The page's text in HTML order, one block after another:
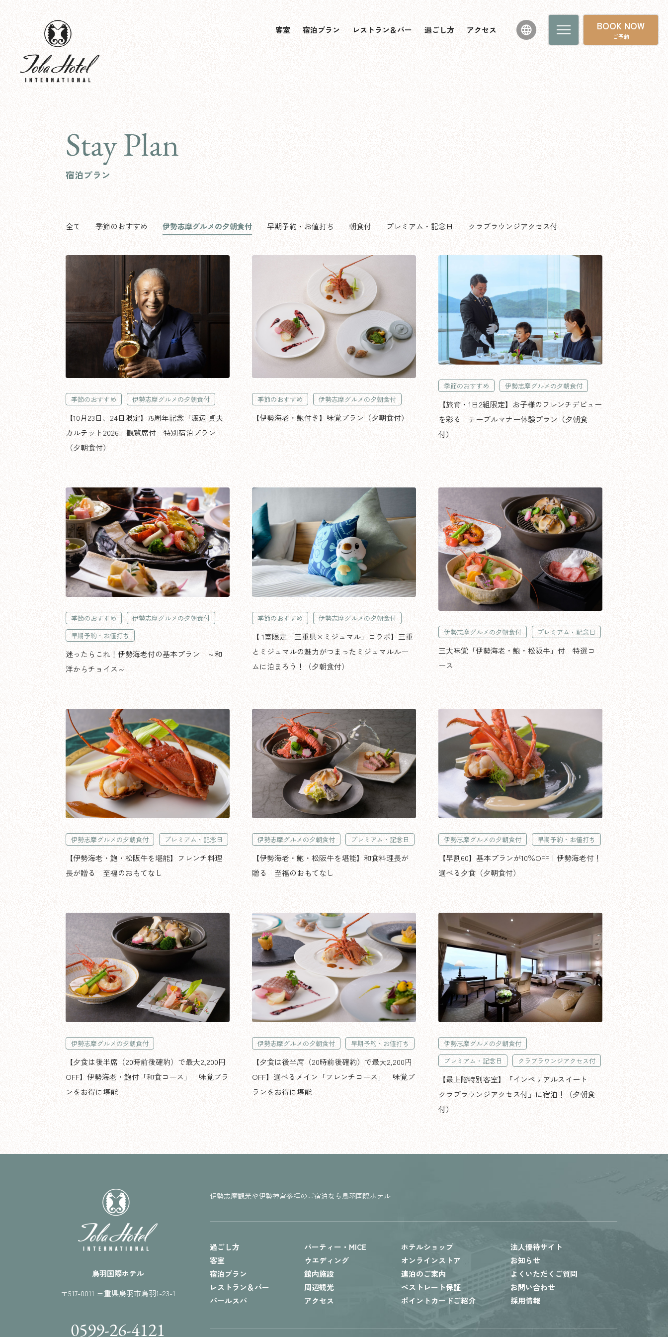
客室 宿泊プラン レストラン＆バー 過ごし方 アクセス BOOK NOW
ご予約
Stay Plan
宿泊プラン
全て 季節のおすすめ 伊勢志摩グルメの夕朝食付 早期予約・お値打ち 朝食付 プレミアム・記念日 クラブラウンジアクセス付
季節のおすすめ 伊勢志摩グルメの夕朝食付
【10月23日、24日限定】75周年記念「渡辺 貞夫
カルテット2026」観覧席付 特別宿泊プラン
（夕朝食付）
季節のおすすめ 伊勢志摩グルメの夕朝食付
【伊勢海老・鮑付き】味覚プラン（夕朝食付）
季節のおすすめ 伊勢志摩グルメの夕朝食付
【旅育・1日2組限定】お子様のフレンチデビュー
を彩る テーブルマナー体験プラン（夕朝食
付）
季節のおすすめ
伊勢志摩グルメの夕朝食付
早期予約・お値打ち
迷ったらこれ！伊勢海老付の基本プラン ～和
洋からチョイス～
季節のおすすめ 伊勢志摩グルメの夕朝食付
【 1室限定「三重県×ミジュマル」コラボ】三重
とミジュマルの魅力がつまったミジュマルルー
ムに泊まろう！（夕朝食付）
伊勢志摩グルメの夕朝食付 プレミアム・記念日
三大味覚「伊勢海老・鮑・松阪牛」付 特選コ
ース
伊勢志摩グルメの夕朝食付 プレミアム・記念日
【伊勢海老・鮑・松阪牛を堪能】フレンチ料理
長が贈る 至福のおもてなし
伊勢志摩グルメの夕朝食付 プレミアム・記念日
【伊勢海老・鮑・松阪牛を堪能】和食料理長が
贈る 至福のおもてなし
伊勢志摩グルメの夕朝食付 早期予約・お値打ち
【早割60】基本プランが10％OFF｜伊勢海老付！
選べる夕食（夕朝食付）
伊勢志摩グルメの夕朝食付
【夕食は後半席（20時前後確約）で最大2,200円
OFF】伊勢海老・鮑付「和食コース」 味覚プラ
ンをお得に堪能
伊勢志摩グルメの夕朝食付 早期予約・お値打ち
【夕食は後半席（20時前後確約）で最大2,200円
OFF】選べるメイン「フレンチコース」 味覚プ
ランをお得に堪能
伊勢志摩グルメの夕朝食付
プレミアム・記念日
クラブラウンジアクセス付
【最上階特別客室】『インペリアルスイート
クラブラウンジアクセス付』に宿泊！（夕朝食
付）
鳥羽国際ホテル
〒517-0011 三重県鳥羽市鳥羽1-23-1
0599-26-4121
伊勢志摩観光や伊勢神宮参拝のご宿泊なら鳥羽国際ホテル
過ごし方
客室
宿泊プラン
レストラン＆バー
パールスパ
パーティー・MICE
ウエディング
館内施設
周辺観光
アクセス
ホテルショップ
オンラインストア
連泊のご案内
ベストレート保証
ポイントカードご紹介
法人優待サイト
お知らせ
よくいただくご質問
お問い合わせ
採用情報